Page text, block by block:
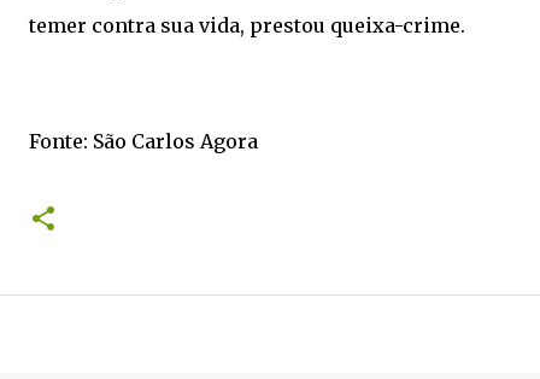
temer contra sua vida, prestou queixa-crime.
Fonte: São Carlos Agora